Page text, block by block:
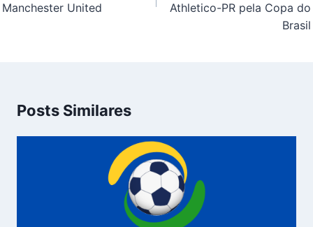
Manchester United
Athletico-PR pela Copa do
Brasil
Posts Similares